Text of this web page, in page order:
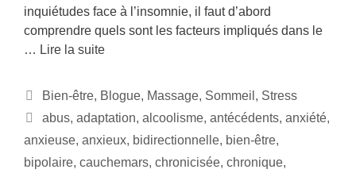
inquiétudes face à l’insomnie, il faut d’abord
comprendre quels sont les facteurs impliqués dans le
… Lire la suite
Bien-être, Blogue, Massage, Sommeil , Stress
abus, adaptation, alcoolisme, antécédents, anxiété,
anxieuse, anxieux, bidirectionnelle, bien-être,
bipolaire, cauchemars, chronicisée, chronique,